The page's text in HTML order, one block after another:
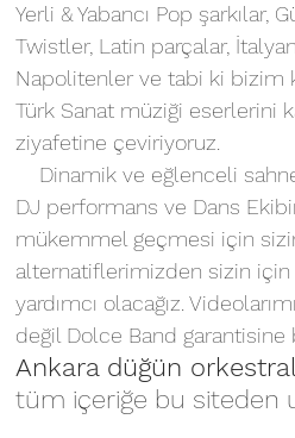
Yerli & Yabancı Pop şarkılar,
Twistler, Latin parçalar,
Napolitenler ve tabi ki bizim
Türk Sanat müziği eserlerini
ziyafetine çeviriyoruz.
Dinamik ve eğlenceli sahne
DJ performans ve Dans
mükemmel geçmesi için
alternatiflerimizden sizin için
yardımcı olacağız.
değil Dolce Band garantisine
Ankara düğün
tüm içeriğe bu siteden